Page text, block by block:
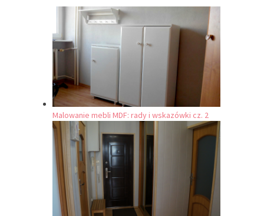
Malowanie mebli MDF: rady i wskazówki cz. 2